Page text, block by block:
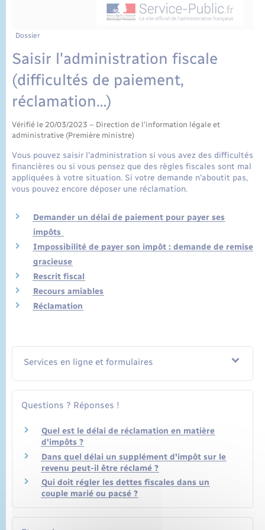
Dossier
Saisir l'administration fiscale
(difficultés de paiement,
réclamation…)
Vérifié le 20/03/2023 – Direction de l'information légale et
administrative (Première ministre)
Vous pouvez saisir l'administration si vous avez des difficultés
financières ou si vous pensez que des règles fiscales sont mal
appliquées à votre situation. Si votre demande n'aboutit pas,
vous pouvez encore déposer une réclamation.
Demander un délai de paiement pour payer ses
impôts
Impossibilité de payer son impôt : demande de remise
gracieuse
Rescrit fiscal
Recours amiables
Réclamation
Services en ligne et formulaires
Questions ? Réponses !
Quel est le délai de réclamation en matière
d'impôts ?
Dans quel délai un supplément d'impôt sur le
revenu peut-il être réclamé ?
Qui doit régler les dettes fiscales dans un
couple marié ou pacsé ?